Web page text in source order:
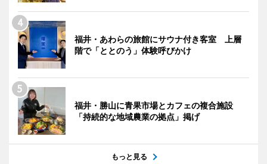
福井・あわらの旅館にサウナ付き客室 上層
階で「ととのう」体験呼びかけ
福井・勝山に青果市場とカフェの複合施設
「持続的な地域農業の拠点」掲げ
もっと見る